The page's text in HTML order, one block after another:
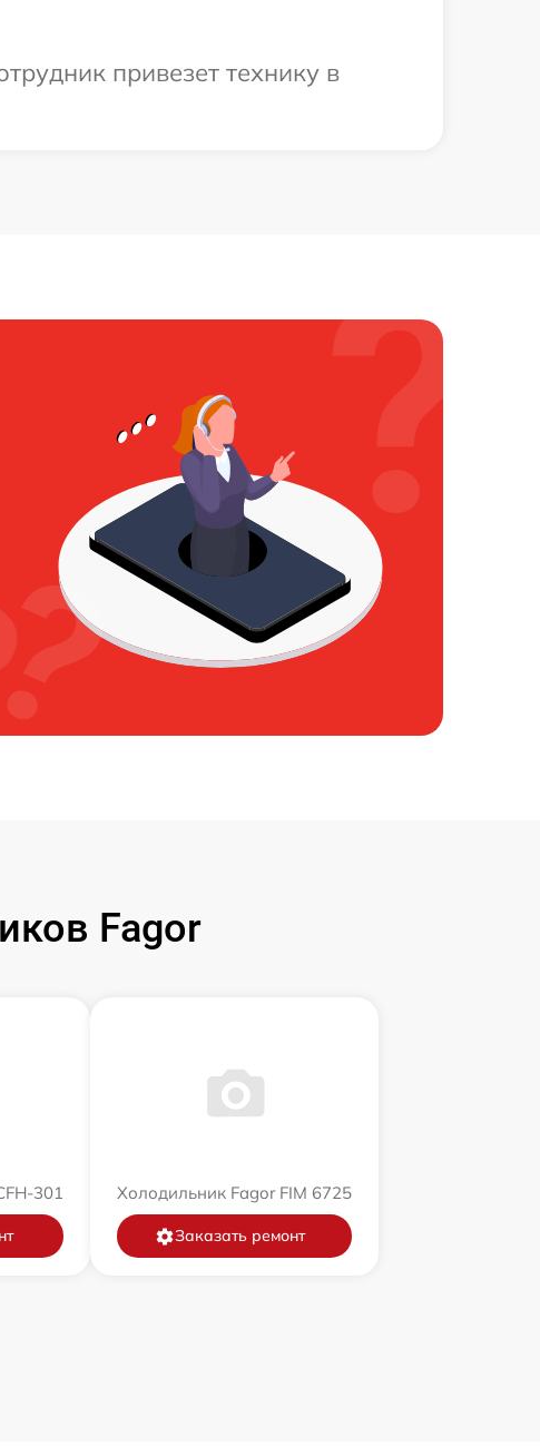
привезет технику в
Fagor
301 Холодильник Fagor FIM 6725
Заказать ремонт